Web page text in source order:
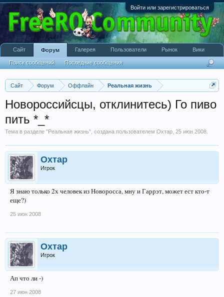
Войти или зарегистрироваться
Сайт Форум Оффлайн Реальная жизнь
Новороссийсцы, отклинитесь) Го пиво
пить *_*
Тема в разделе "Реальная жизнь", создана пользователем Охтар 25 июн 2008
Охтар
Игрок
Я знаю только 2х человек из Новоросса, мну и Гаррэт, может ест кто-т
еще?)
25 июн 2008
Охтар
Игрок
Ап что ли -)
27 июн 2008
Сайт Форум
Поиск сообщений Последние сообщения
Галерея Пользователи Рынок Вики